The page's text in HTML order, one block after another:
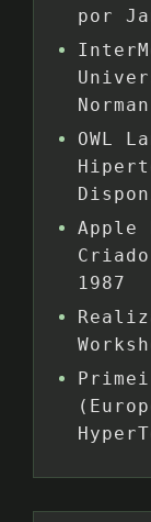
por
OWL
Apple
1987